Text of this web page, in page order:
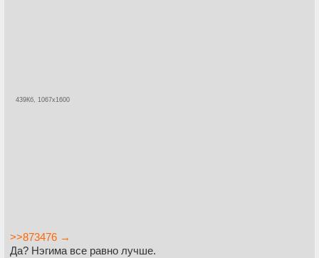
439Кб, 1067x1600
>>873476 →
Да? Нэгима все равно лучше.